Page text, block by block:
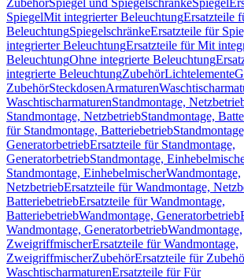
ZubehörSpiegel und SpiegelschränkeSpiegel
SpiegelMit integrierter BeleuchtungErsatzteile
BeleuchtungSpiegelschränkeErsatzteile für
integrierter BeleuchtungErsatzteile für Mit
BeleuchtungOhne integrierte Beleuchtung
integrierte BeleuchtungZubehörLichtelemente
ZubehörSteckdosenArmaturen
WaschtischarmaturenStandmontage,
Standmontage, NetzbetriebStandmontage,
für Standmontage, Batteriebetrieb
GeneratorbetriebErsatzteile für Standmontage,
GeneratorbetriebStandmontage,
Standmontage, EinhebelmischerWandmontage,
NetzbetriebErsatzteile für Wandmontage,
BatteriebetriebErsatzteile für Wandmontage,
BatteriebetriebWandmontage, Generatorbetrieb
Wandmontage, GeneratorbetriebWandmontage,
ZweigriffmischerErsatzteile für Wandmontage,
ZweigriffmischerZubehörErsatzteile für
WaschtischarmaturenErsatzteile für Für